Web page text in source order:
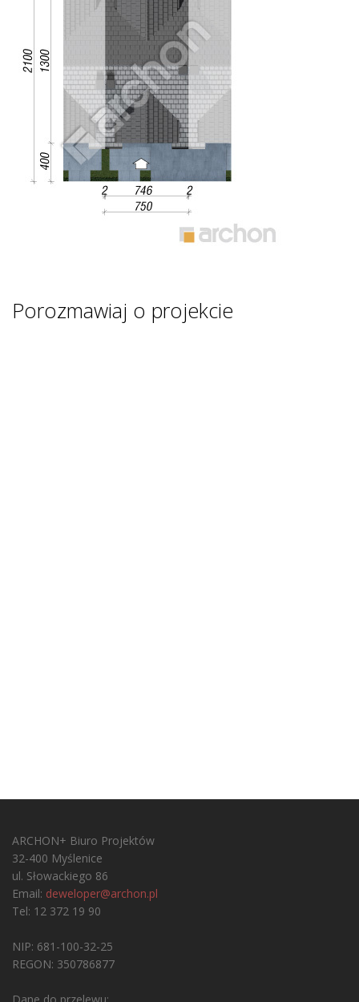
Porozmawiaj o projekcie
ARCHON+ Biuro Projektów
32-400 Myślenice
ul. Słowackiego 86
Email: deweloper@archon.pl
Tel: 12 372 19 90
NIP: 681-100-32-25
REGON: 350786877